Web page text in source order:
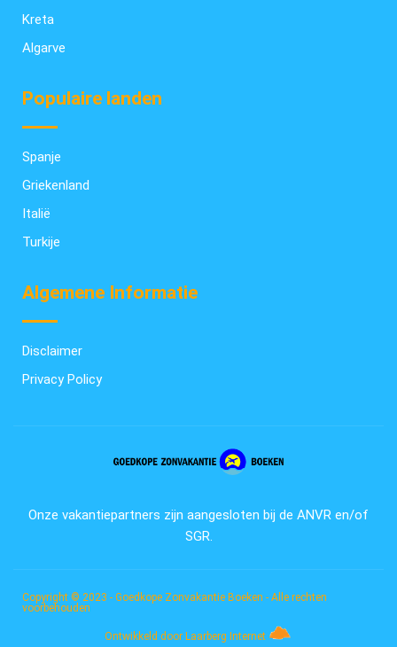
Kreta
Algarve
Populaire landen
Spanje
Griekenland
Italië
Turkije
Algemene Informatie
Disclaimer
Privacy Policy
Onze vakantiepartners zijn aangesloten bij de ANVR en/of
SGR.
Copyright © 2023 - Goedkope Zonvakantie Boeken - Alle rechten
voorbehouden
Ontwikkeld door Laarberg Internet